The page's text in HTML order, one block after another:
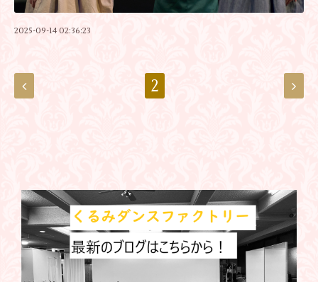
2025-09-14 02:36:23
2